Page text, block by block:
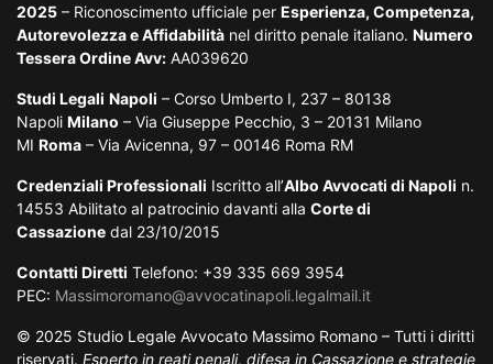
2025 – Riconoscimento ufficiale per Esperienza, Competenza,
Autorevolezza e Affidabilità nel diritto penale italiano. Numero
Tessera Ordine Avv: AA039620
Studi Legali Napoli – Corso Umberto I, 237 – 80138
Napoli Milano – Via Giuseppe Pecchio, 3 – 20131 Milano
MI Roma – Via Avicenna, 97 – 00146 Roma RM
Credenziali Professionali Iscritto all’Albo Avvocati di Napoli n.
14553 Abilitato al patrocinio davanti alla Corte di
Cassazione dal 23/10/2015
Contatti Diretti Telefono: +39 335 669 3954
PEC: Massimoromano@avvocatinapoli.legalmail.it
© 2025 Studio Legale Avvocato Massimo Romano – Tutti i diritti
riservati. Esperto in reati penali, difesa in Cassazione e strategie